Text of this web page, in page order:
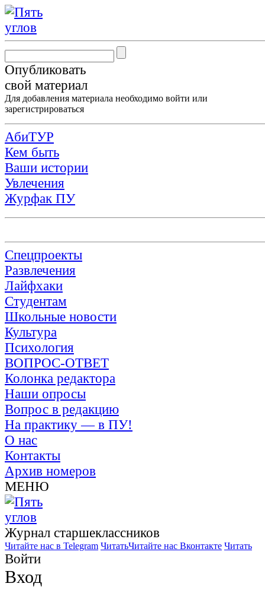
Опубликовать
свой материал
Для добавления материала необходимо войти или
зарегистрироваться
АбиТУР
Кем быть
Ваши истории
Увлечения
Журфак ПУ
Спецпроекты
Развлечения
Лайфхаки
Студентам
Школьные новости
Культура
Психология
ВОПРОС-ОТВЕТ
Колонка редактора
Наши опросы
Вопрос в редакцию
На практику — в ПУ!
О нас
Контакты
Архив номеров
МЕНЮ
Журнал старшекласcников
Читайте нас в Telegram ЧитатьЧитайте нас Вконтакте Читать
Войти
Вход